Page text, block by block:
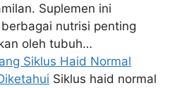
Suplemen ini
nutrisi penting
oleh tubuh…
Siklus Haid Normal
Siklus haid normal